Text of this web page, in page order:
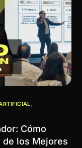
,
Cómo
de los Mejores